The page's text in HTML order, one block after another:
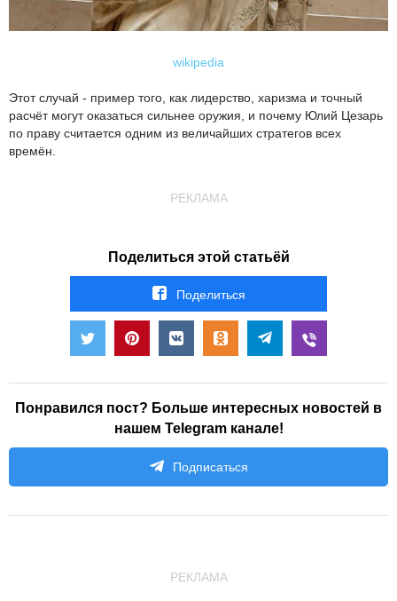
wikipedia
Этот случай - пример того, как лидерство, харизма и точный
расчёт могут оказаться сильнее оружия, и почему Юлий Цезарь
по праву считается одним из величайших стратегов всех
времён.
РЕКЛАМА
Поделиться этой статьёй
Поделиться
Понравился пост? Больше интересных новостей в
нашем Telegram канале!
Подписаться
РЕКЛАМА